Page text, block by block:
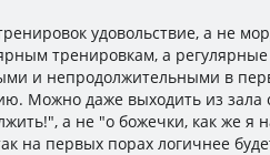
удовольствие, а не
тренировкам, а
и непродолжительными в
Можно даже выходить из зала
а не "о божечки, как же я
на первых порах логичнее